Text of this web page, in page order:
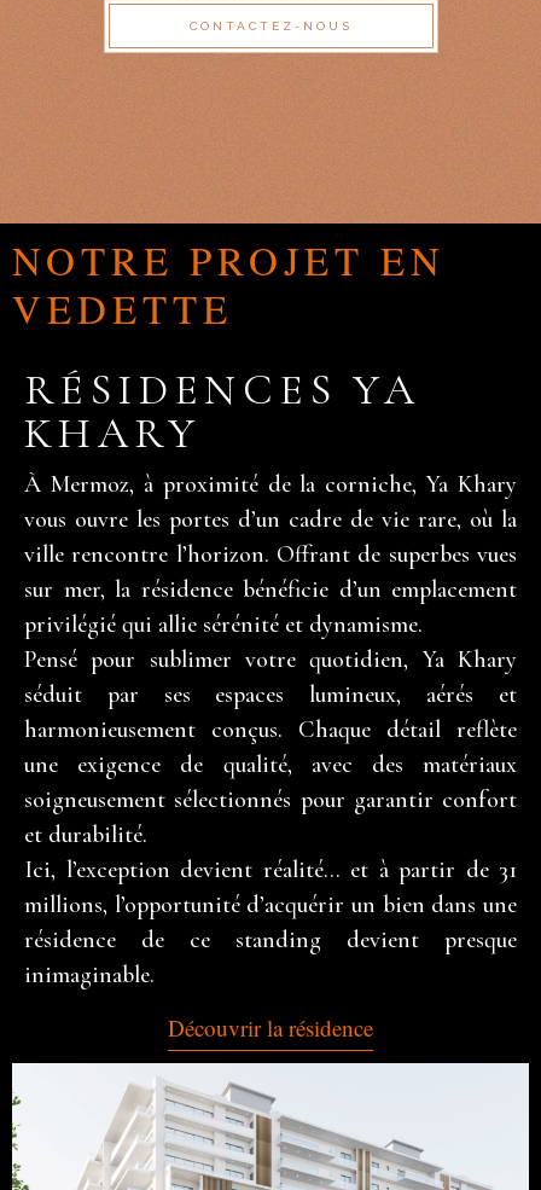
CONTACTEZ-NOUS
NOTRE PROJET EN
VEDETTE
RÉSIDENCES YA
KHARY
À Mermoz, à proximité de la corniche, Ya Khary
vous ouvre les portes d’un cadre de vie rare, où la
ville rencontre l’horizon. Offrant de superbes vues
sur mer, la résidence bénéficie d’un emplacement
privilégié qui allie sérénité et dynamisme.
Pensé pour sublimer votre quotidien, Ya Khary
séduit par ses espaces lumineux, aérés et
harmonieusement conçus. Chaque détail reflète
une exigence de qualité, avec des matériaux
soigneusement sélectionnés pour garantir confort
et durabilité.
Ici, l’exception devient réalité… et à partir de 31
millions, l’opportunité d’acquérir un bien dans une
résidence de ce standing devient presque
inimaginable.
Découvrir la résidence